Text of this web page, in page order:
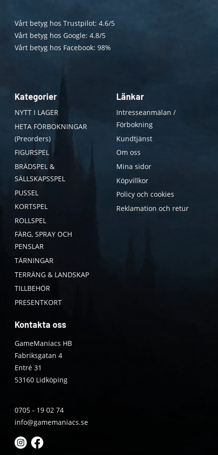
Vårt betyg hos Trustpilot: 4.6/5
Vårt betyg hos Google: 4.8/5
Vårt betyg hos Facebook: 98%
Kategorier
NYTT I LAGER
HETA FÖRBOKNINGAR
(Preorders)
FIGURSPEL
BRÄDSPEL &
SÄLLSKAPSSPEL
PUSSEL
KORTSPEL
ROLLSPEL
FÄRG, SPRAY OCH
PENSLAR
TÄRNINGAR
TERRÄNG & LANDSKAP
TILLBEHÖR
PRESENTKORT
Länkar
Intresseanmälan /
Förbokning
Kundtjänst
Om oss
Mina sidor
Köpvillkor
Policy och cookies
Reklamation och retur
Kontakta oss
GameManiacs HB
Fabriksgatan 4
Entré 31
53160 Lidköping
0705 - 19 02 74
info@gamemaniacs.se